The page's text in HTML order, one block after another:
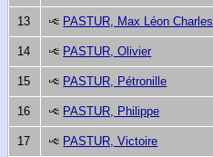
13 PASTUR, Max Léon Charles
14 PASTUR, Olivier
15 PASTUR, Pétronille
16 PASTUR, Philippe
17 PASTUR, Victoire